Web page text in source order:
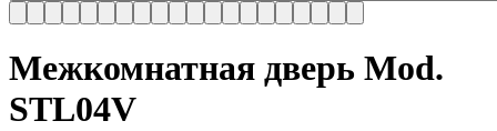
Межкомнатная дверь Mod.
STL04V